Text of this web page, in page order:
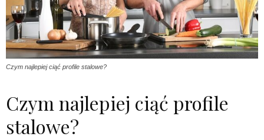
Czym najlepiej ciąć profile stalowe?
Czym najlepiej ciąć profile
stalowe?